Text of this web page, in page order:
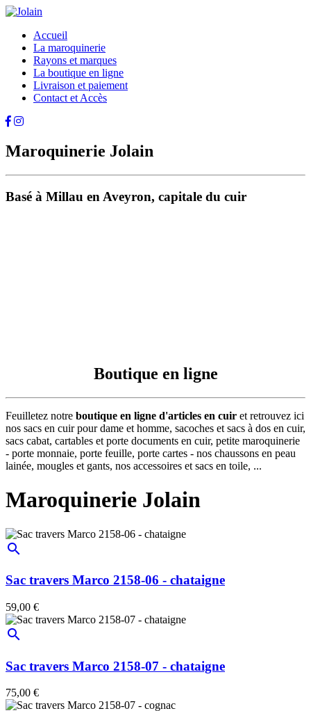
Accueil
La maroquinerie
Rayons et marques
La boutique en ligne
Livraison et paiement
Contact et Accès
Maroquinerie Jolain
Basé à Millau en Aveyron, capitale du cuir
Boutique en ligne
Feuilletez notre boutique en ligne d'articles en cuir et retrouvez ici
nos sacs en cuir pour dame et homme, sacoches et sacs à dos en cuir,
sacs cabat, cartables et porte documents en cuir, petite maroquinerie
- porte monnaie, porte feuille, porte cartes - nos chaussons en peau
lainée, mougles et gants, nos accessoires et sacs en toile, ...
Maroquinerie Jolain
search
Sac travers Marco 2158-06 - chataigne
59,00 €
search
Sac travers Marco 2158-07 - chataigne
75,00 €